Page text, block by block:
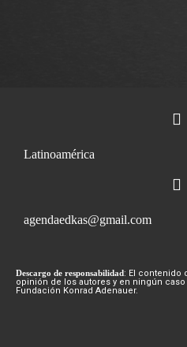
Latinoamérica
agendaedkas@gmail.com
Descargo de responsabilidad: El contenido
opinión de los autores y en ningún
Fundación Konrad Adenauer.